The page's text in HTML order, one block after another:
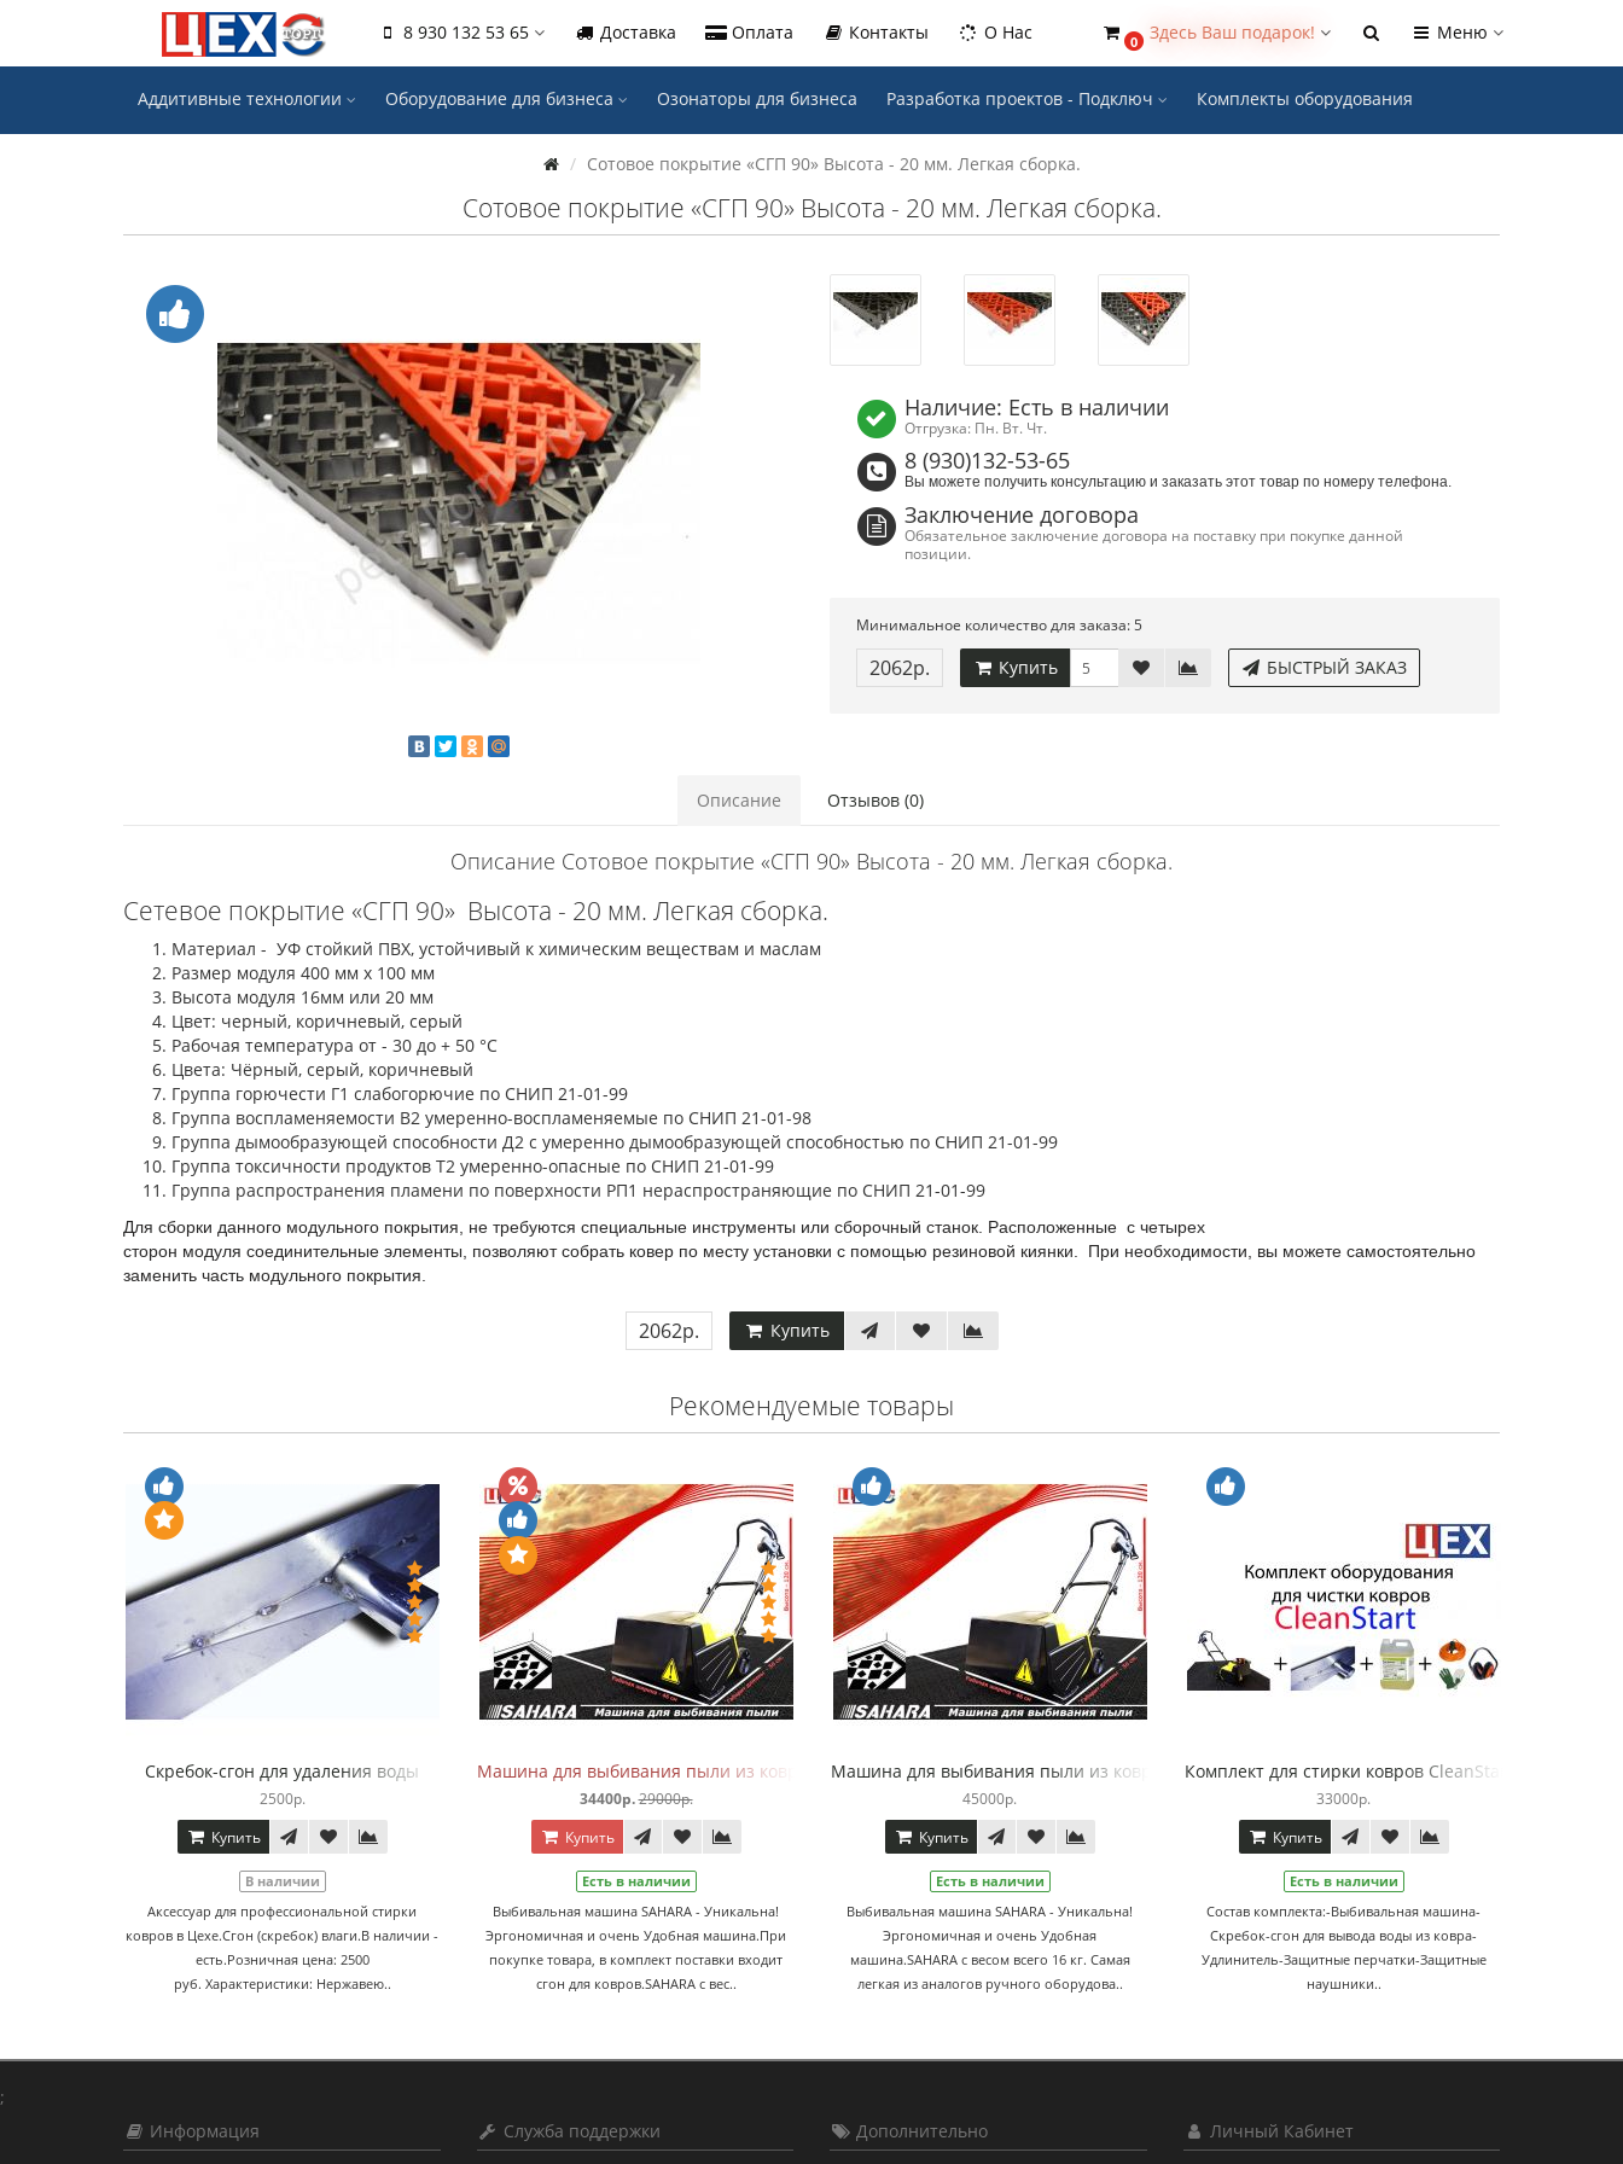
8 930 132 53 65 Доставка Оплата Контакты О Нас 0 Здесь Ваш подарок! Меню
Аддитивные технологии Оборудование для бизнеса Озонаторы для бизнеса Разработка проектов - Подключ Комплекты оборудования
Сотовое покрытие «СГП 90» Высота - 20 мм. Легкая сборка.
Сотовое покрытие «СГП 90» Высота - 20 мм. Легкая сборка.
Наличие: Есть в наличии
Отгрузка: Пн. Вт. Чт.
8 (930)132-53-65
Вы можете получить консультацию и заказать этот товар по номеру телефона.
Заключение договора
Обязательное заключение договора на поставку при покупке данной
позиции.
Минимальное количество для заказа: 5
2062р. Купить БЫСТРЫЙ ЗАКАЗ
Описание Отзывов (0)
Описание Сотовое покрытие «СГП 90» Высота - 20 мм. Легкая сборка.
Сетевое покрытие «СГП 90» Высота - 20 мм. Легкая сборка.
Материал - УФ стойкий ПВХ, устойчивый к химическим веществам и маслам
Размер модуля 400 мм х 100 мм
Высота модуля 16мм или 20 мм
Цвет: черный, коричневый, серый
Рабочая температура от - 30 до + 50 °С
Цвета: Чёрный, серый, коричневый
Группа горючести Г1 слабогорючие по СНИП 21-01-99
Группа воспламеняемости В2 умеренно-воспламеняемые по СНИП 21-01-98
Группа дымообразующей способности Д2 с умеренно дымообразующей способностью по СНИП 21-01-99
Группа токсичности продуктов T2 умеренно-опасные по СНИП 21-01-99
Группа распространения пламени по поверхности РП1 нераспространяющие по СНИП 21-01-99
Для сборки данного модульного покрытия, не требуются специальные инструменты или сборочный станок. Расположенные с четырех
сторон модуля соединительные элементы, позволяют собрать ковер по месту установки с помощью резиновой киянки. При необходимости, вы можете самостоятельно
заменить часть модульного покрытия.
2062р. Купить
Рекомендуемые товары
Скребок-сгон для удаления воды
2500р.
Купить
В наличии
Аксессуар для профессиональной стирки
ковров в Цехе.Сгон (скребок) влаги.В наличии -
есть.Розничная цена: 2500
руб. Характеристики: Нержавею..
Машина для выбивания пыли из ковров SAHARA
34400р.29000р.
Купить
Есть в наличии
Выбивальная машина SAHARA - Уникальна!
Эргономичная и очень Удобная машина.При
покупке товара, в комплект поставки входит
сгон для ковров.SAHARA с вес..
Машина для выбивания пыли из ковров SAHARA
45000р.
Купить
Есть в наличии
Выбивальная машина SAHARA - Уникальна!
Эргономичная и очень Удобная
машина.SAHARA с весом всего 16 кг. Самая
легкая из аналогов ручного оборудова..
Комплект для стирки ковров CleanStart
33000р.
Купить
Есть в наличии
Состав комплекта:-Выбивальная машина-
Скребок-сгон для вывода воды из ковра-
Удлинитель-Защитные перчатки-Защитные
наушники..
;
Информация
Служба поддержки Дополнительно Личный Кабинет